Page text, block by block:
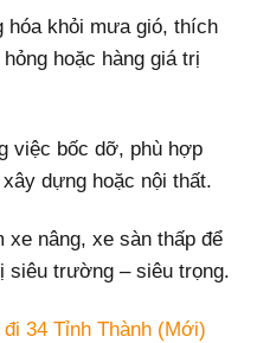
hóa khỏi mưa gió, thích
hoặc hàng giá trị
việc bốc dỡ, phù hợp
dựng hoặc nội thất.
nâng, xe sàn thấp để
siêu trường – siêu trọng.
34 Tỉnh Thành (Mới)